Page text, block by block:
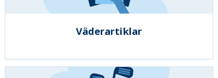
Väderartiklar